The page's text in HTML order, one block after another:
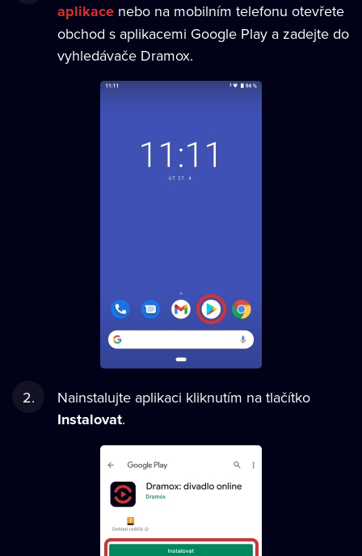
aplikace nebo na mobilním telefonu otevřete
obchod s aplikacemi Google Play a zadejte do
vyhledávače Dramox.
Nainstalujte aplikaci kliknutím na tlačítko
Instalovat.